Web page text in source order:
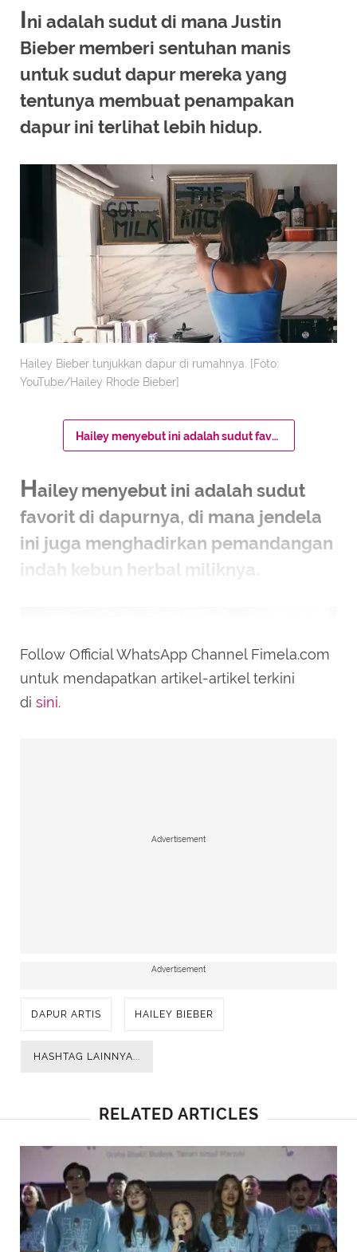
Ini adalah sudut di mana Justin
Bieber memberi sentuhan manis
untuk sudut dapur mereka yang
tentunya membuat penampakan
dapur ini terlihat lebih hidup.
Hailey Bieber tunjukkan dapur di rumahnya. [Foto:
YouTube/Hailey Rhode Bieber]
Hailey menyebut ini adalah sudut favorit di dapurnya, di mana jendela ini juga menghadirkan pemandangan indah kebun herbal miliknya.
Hailey menyebut ini adalah sudut
favorit di dapurnya, di mana jendela
ini juga menghadirkan pemandangan
indah kebun herbal miliknya.
Follow Official WhatsApp Channel Fimela.com
untuk mendapatkan artikel-artikel terkini
di sini.
Advertisement
Advertisement
DAPUR ARTIS HAILEY BIEBER
HASHTAG LAINNYA...
RELATED ARTICLES